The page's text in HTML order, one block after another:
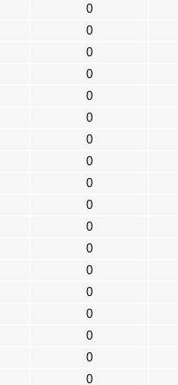
0
0
0
0
0
0
0
0
0
0
0
0
0
0
0
0
0
0